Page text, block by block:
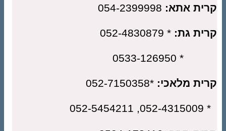
אתא:054-2399998
גת:* 052-4830879
מלאכי:*052-7150358
052-4315009, 052-5454211